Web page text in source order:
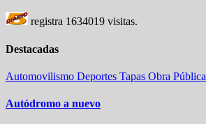
registra 1634019 visitas.
Destacadas
Automovilismo Deportes Tapas Obra Pública
Autódromo a nuevo